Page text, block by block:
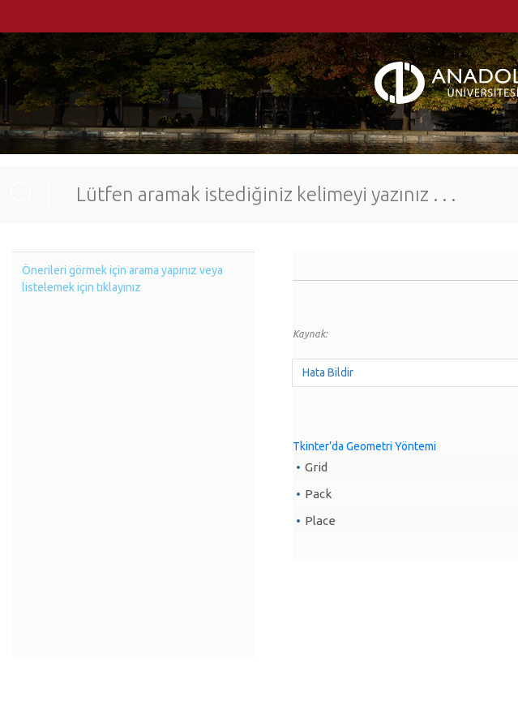
Kaynak:
Hata Bildir
Tkinter’da Geometri Yöntemi
Grid
Pack
Place
Önerileri görmek için arama yapınız veya
listelemek için tıklayınız